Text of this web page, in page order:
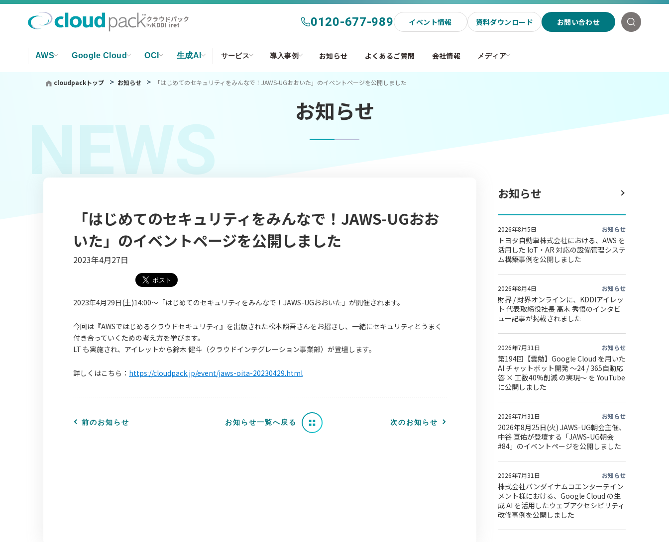
クラウドパック
byKDDI iret 0120-677-989 イベント情報 資料ダウンロード お問い合わせ
AWS Google Cloud OCI 生成AI サービス 導入事例 お知らせ よくあるご質問 会社情報 メディア
cloudpackトップ お知らせ 「はじめてのセキュリティをみんなで！JAWS-UGおおいた」のイベントページを公開しました
お知らせ
NEWS
「はじめてのセキュリティをみんなで！JAWS-UGおお
いた」のイベントページを公開しました
2023年4月27日
2023年4月29日(土)14:00〜「はじめてのセキュリティをみんなで！JAWS-UGおおいた」が開催されます。
今回は『AWSではじめるクラウドセキュリティ』を出版された松本照吾さんをお招きし、一緒にセキュリティとうまく
付き合っていくための考え方を学びます。
LT も実施され、アイレットから鈴木 健斗（クラウドインテグレーション事業部）が登壇します。
詳しくはこちら： https://cloudpack.jp/event/jaws-oita-20230429.html
前のお知らせ お知らせ一覧へ戻る 次のお知らせ
お知らせ
2026年8月5日 お知らせ
トヨタ自動車株式会社における、AWS を
活用した IoT・AR 対応の設備管理システ
ム構築事例を公開しました
2026年8月4日 お知らせ
財界 / 財界オンラインに、KDDIアイレッ
ト 代表取締役社長 髙木 秀悟のインタビ
ュー記事が掲載されました
2026年7月31日 お知らせ
第194回【雲勉】Google Cloud を用いた
AI チャットボット開発 〜24 / 365自動応
答 × 工数40%削減 の実現〜 を YouTube
に公開しました
2026年7月31日 お知らせ
2026年8月25日(火) JAWS-UG朝会主催、
中谷 亘佑が登壇する「JAWS-UG朝会
#84」のイベントページを公開しました
2026年7月31日 お知らせ
株式会社バンダイナムコエンターテイン
メント様における、Google Cloud の生
成 AI を活用したウェブアクセシビリティ
改修事例を公開しました